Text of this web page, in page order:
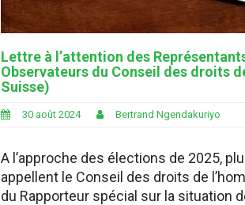
Lettre à l’attention des
Observateurs du Conseil des droits
Suisse)
30 août 2024 Bertrand Ngendakuriyo
A l’approche des élections de 2025,
appellent le Conseil des droits de
du Rapporteur spécial sur la situation